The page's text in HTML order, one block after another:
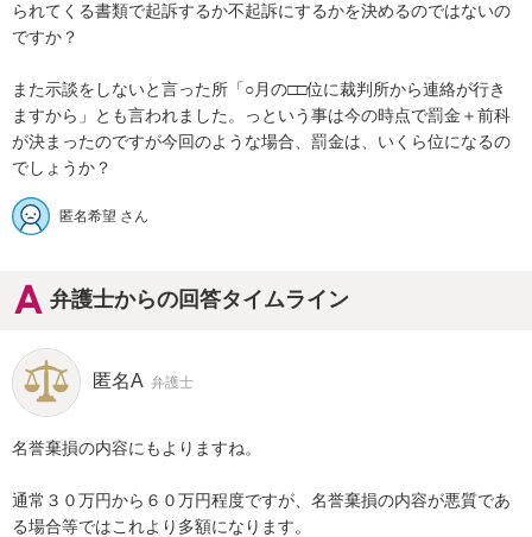
られてくる書類で起訴するか不起訴にするかを決めるのではないの
ですか？
また示談をしないと言った所「○月の□□位に裁判所から連絡が行き
ますから」とも言われました。っという事は今の時点で罰金＋前科
が決まったのですが今回のような場合、罰金は、いくら位になるの
でしょうか？
匿名希望 さん
弁護士からの回答タイムライン
匿名A 弁護士
名誉棄損の内容にもよりますね。
通常３０万円から６０万円程度ですが、名誉棄損の内容が悪質であ
る場合等ではこれより多額になります。